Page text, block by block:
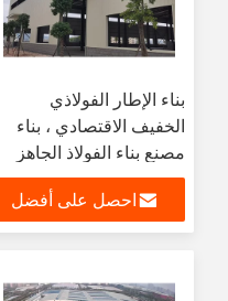
بناء الإطار الفولاذي
الخفيف الاقتصادي ، بناء
مصنع بناء الفولاذ الجاهز
احصل على أفضل